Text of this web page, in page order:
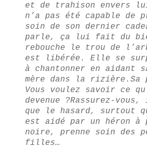
et de trahison envers
n’a pas été capable de
soin de son dernier
parle, ça lui fait du
rebouche le trou de
est libérée. Elle se
à chantonner en aidant
mère dans la rizière. Sa
Vous voulez savoir ce
devenue ?Rassurez-
que le hasard, surtout
est aidé par un héron à
noire, prenne soin des
filles…